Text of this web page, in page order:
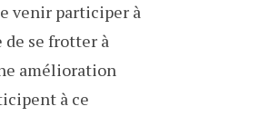
venir participer à
de se frotter à
amélioration
à ce